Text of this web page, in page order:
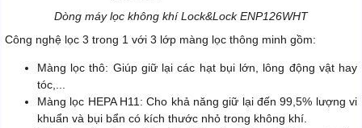
Dòng máy lọc không khí Lock&Lock ENP126WHT
Công nghệ lọc 3 trong 1 với 3 lớp màng lọc thông minh gồm:
Màng lọc thô: Giúp giữ lại các hạt bụi lớn, lông động vật hay
tóc,...
Màng lọc HEPA H11: Cho khả năng giữ lại đến 99,5% lượng vi
khuẩn và bụi bẩn có kích thước nhỏ trong không khí.